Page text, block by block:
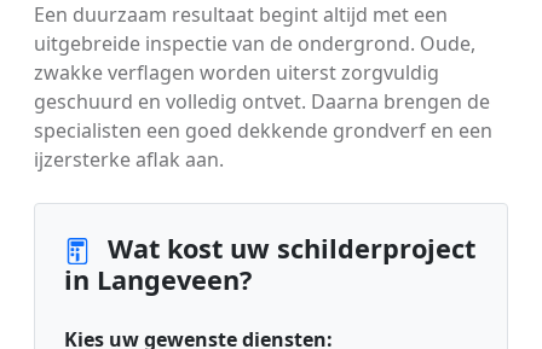
Een duurzaam resultaat begint altijd met een
uitgebreide inspectie van de ondergrond. Oude,
zwakke verflagen worden uiterst zorgvuldig
geschuurd en volledig ontvet. Daarna brengen de
specialisten een goed dekkende grondverf en een
ijzersterke aflak aan.
Wat kost uw schilderproject
in Langeveen?
Kies uw gewenste diensten: